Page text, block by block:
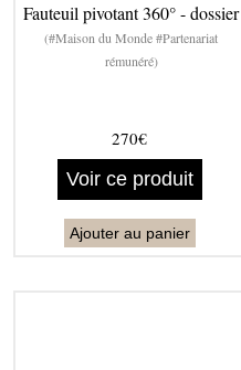
Fauteuil pivotant 360° - dossier
(#Maison du Monde #Partenariat
rémunéré)
270€
Voir ce produit
Ajouter au panier